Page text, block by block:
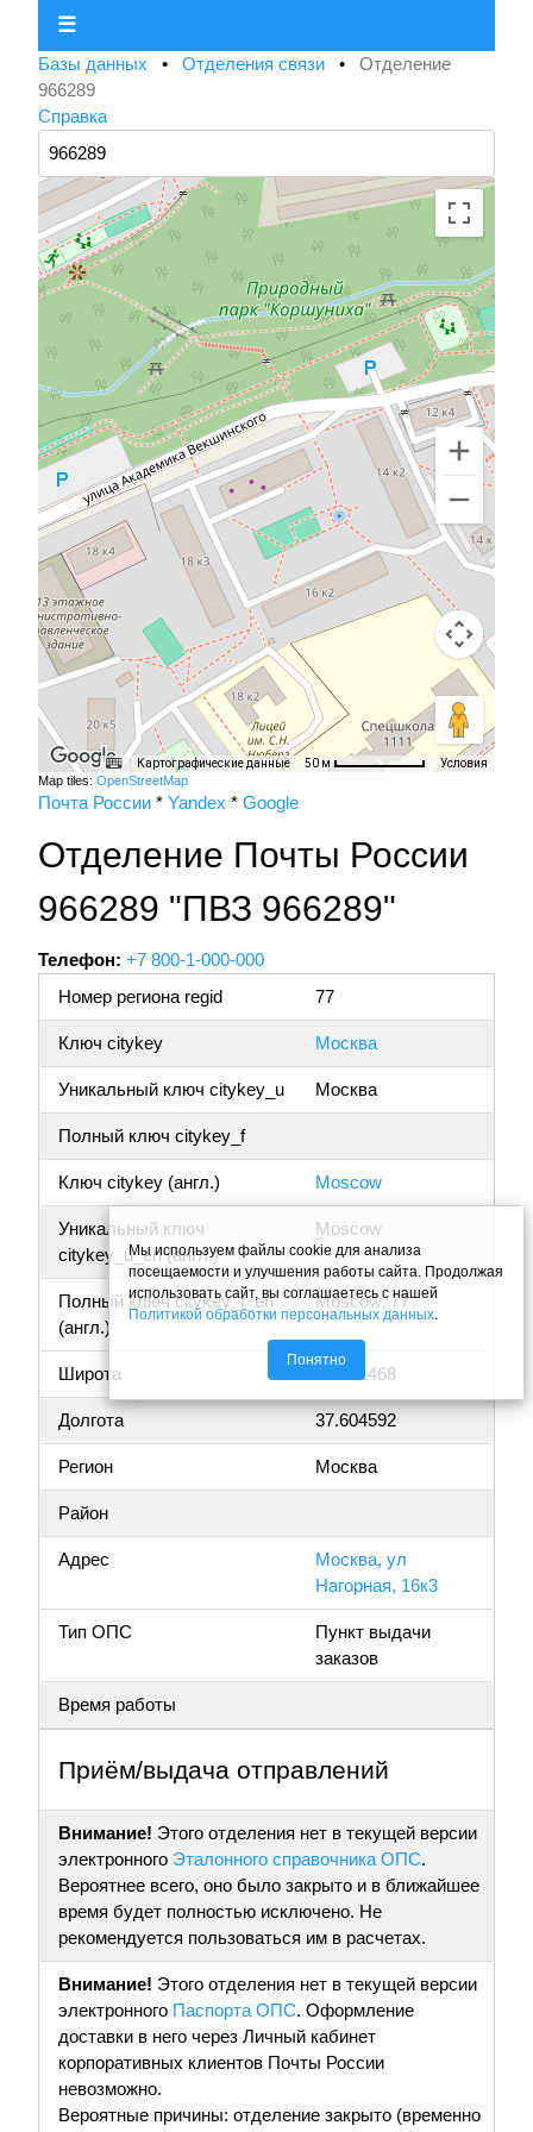
☰
Базы данных • Отделения связи • Отделение
966289
Справка
Картографические данные 50 м Условия
Map tiles: OpenStreetMap
Почта России * Yandex * Google
Отделение Почты России
966289 "ПВЗ 966289"
Телефон: +7 800-1-000-000
Номер региона regid
77
Ключ citykey Москва
Уникальный ключ citykey_u Москва
Полный ключ citykey_f
Ключ citykey (англ.) Moscow
Уникальный ключ
citykey_u_en (англ.)
Moscow
Полный ключ citykey_f_en
(англ.)
Moscow, 77
Широта 55.681468
Долгота 37.604592
Регион Москва
Район
Адрес
Москва, ул
Нагорная, 16к3
Тип ОПС
Пункт выдачи
заказов
Время работы
Приём/выдача отправлений
Внимание! Этого отделения нет в текущей версии
электронного Эталонного справочника ОПС.
Вероятнее всего, оно было закрыто и в ближайшее
время будет полностью исключено. Не
рекомендуется пользоваться им в расчетах.
Внимание! Этого отделения нет в текущей версии
электронного Паспорта ОПС. Оформление
доставки в него через Личный кабинет
корпоративных клиентов Почты России
невозможно.
Вероятные причины: отделение закрыто (временно
Мы используем файлы cookie для анализа
посещаемости и улучшения работы сайта. Продолжая
использовать сайт, вы соглашаетесь с нашей
Политикой обработки персональных данных
Понятно